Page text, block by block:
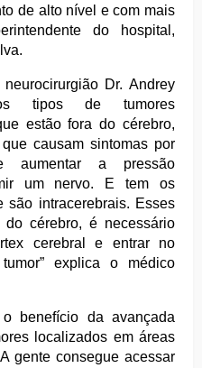
de alto nível e com mais
do hospital,
Dr. Andrey
tipos de tumores
estão fora do cérebro,
causam sintomas por
aumentar a pressão
um nervo. E tem os
são intracerebrais. Esses
cérebro, é necessário
cerebral e entrar no
explica o médico
benefício da avançada
localizados em áreas
gente consegue acessar